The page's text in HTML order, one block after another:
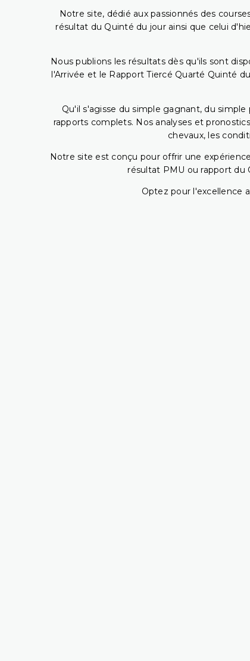
Notre site, dédié aux passionnés des
résultat du Quinté du jour ainsi que celui
Nous publions les résultats dès qu'ils sont
l'Arrivée et le Rapport Tiercé Quarté Quinté
Qu'il s'agisse du simple gagnant, du
rapports complets. Nos analyses et
chevaux, les
Notre site est conçu pour offrir une
résultat PMU ou rapport du
Optez pour l'excellence